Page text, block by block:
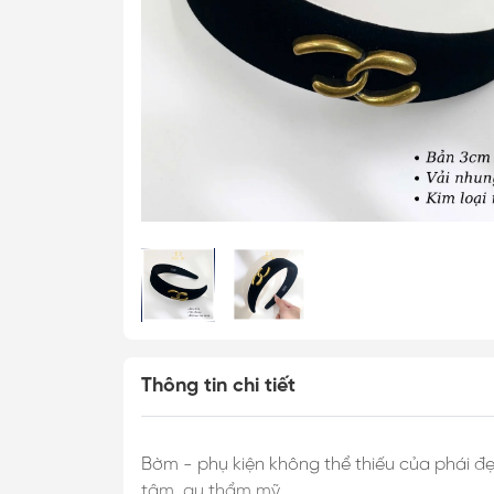
Cài Áo Ong
Khăn Lụa Cao
Khăn 50*50cm
Thông tin chi tiết
Bờm - phụ kiện không thể thiếu của phái